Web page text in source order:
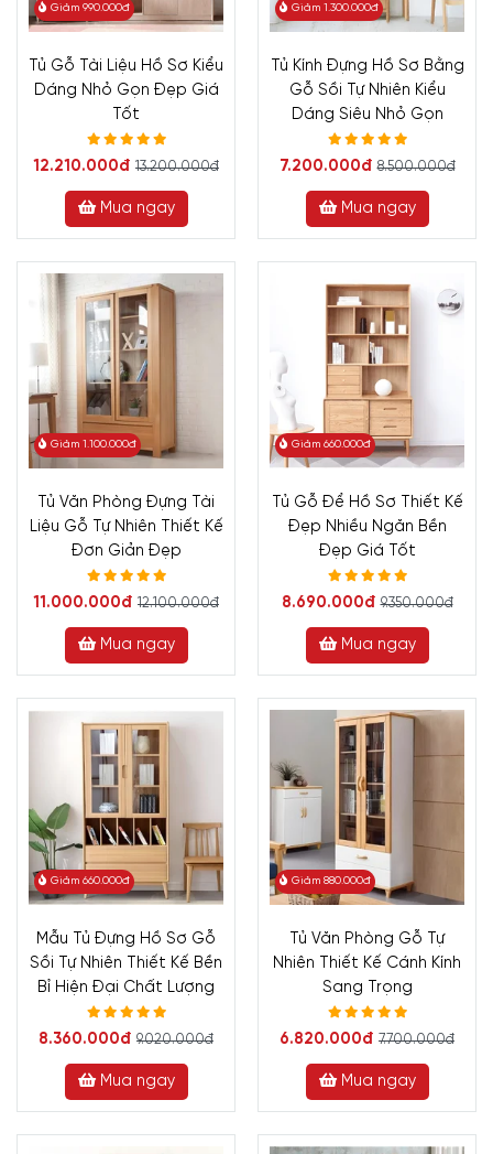
Giảm 990.000đ
Tủ Gỗ Tài Liệu Hồ Sơ Kiểu
Dáng Nhỏ Gọn Đẹp Giá
Tốt
12.210.000đ 13.200.000đ
Mua ngay
Giảm 1.300.000đ
Tủ Kính Đựng Hồ Sơ Bằng
Gỗ Sồi Tự Nhiên Kiểu
Dáng Siêu Nhỏ Gọn
7.200.000đ 8.500.000đ
Mua ngay
Giảm 1.100.000đ
Tủ Văn Phòng Đựng Tài
Liệu Gỗ Tự Nhiên Thiết Kế
Đơn Giản Đẹp
11.000.000đ 12.100.000đ
Mua ngay
Giảm 660.000đ
Tủ Gỗ Để Hồ Sơ Thiết Kế
Đẹp Nhiều Ngăn Bền
Đẹp Giá Tốt
8.690.000đ 9.350.000đ
Mua ngay
Giảm 660.000đ
Mẫu Tủ Đựng Hồ Sơ Gỗ
Sồi Tự Nhiên Thiết Kế Bền
Bỉ Hiện Đại Chất Lượng
8.360.000đ 9.020.000đ
Mua ngay
Giảm 880.000đ
Tủ Văn Phòng Gỗ Tự
Nhiên Thiết Kế Cánh Kính
Sang Trọng
6.820.000đ 7.700.000đ
Mua ngay